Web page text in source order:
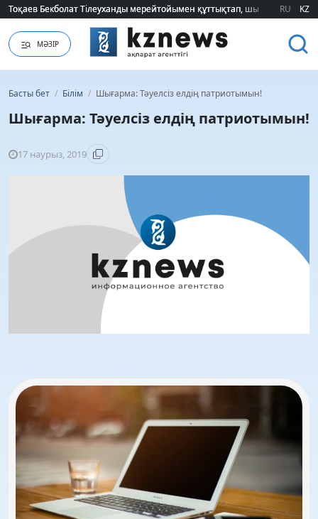
Тоқаев Бекболат Тілеуханды мерейтойымен құттықтап, шығармашылық
Тоқаев Бекболат Тілеуханды мерейтойымен құттықтап, шығармашылық
RU KZ
МӘЗІР
Басты бет / Білім / Шығарма: Тәуелсіз елдің патриотымын!
Шығарма: Тәуелсіз елдің патриотымын!
17 наурыз, 2019